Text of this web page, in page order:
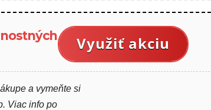
Využiť akciu
a vymeňte si
Viac info po